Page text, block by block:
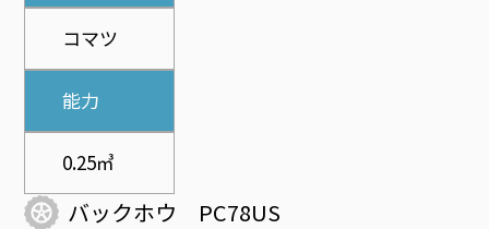
コマツ
能力
0.25㎥
バックホウ PC78US